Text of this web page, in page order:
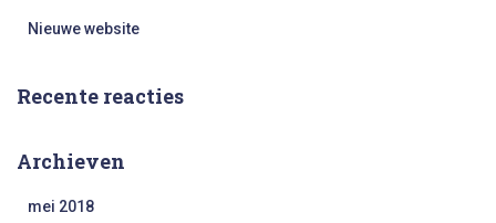
Nieuwe website
Recente reacties
Archieven
mei 2018